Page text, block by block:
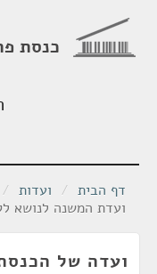
כנסת
דף הבית / ועדות /
ועדת המשנה לנושא
ועדה של הכנסת